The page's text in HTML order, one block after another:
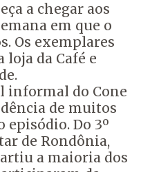
a chegar aos
em que o
Os exemplares
da Café e
informal do Cone
de muitos
Do 3º
de Rondônia,
a maioria dos